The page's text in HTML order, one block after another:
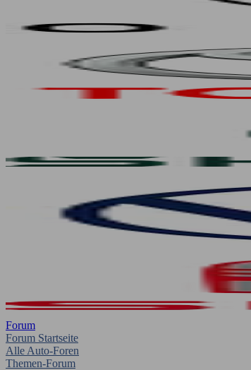
Forum
Forum Startseite
Alle Auto-Foren
Themen-Forum